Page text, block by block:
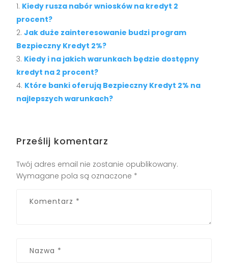
Kiedy rusza nabór wniosków na kredyt 2
procent?
Jak duże zainteresowanie budzi program
Bezpieczny Kredyt 2%?
Kiedy i na jakich warunkach będzie dostępny
kredyt na 2 procent?
Które banki oferują Bezpieczny Kredyt 2% na
najlepszych warunkach?
Prześlij komentarz
Twój adres email nie zostanie opublikowany.
Wymagane pola są oznaczone *